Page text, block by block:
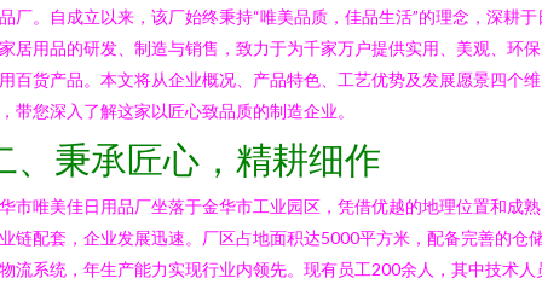
厂。自成立以来，该厂始终秉持“唯美品质，佳品生活”的理念，深耕于
居用品的研发、制造与销售，致力于为千家万户提供实用、美观、环
百货产品。本文将从企业概况、产品特色、工艺优势及发展愿景四个维
带您深入了解这家以匠心致品质的制造企业。
、秉承匠心，精耕细作
市唯美佳日用品厂坐落于金华市工业园区，凭借优越的地理位置和成
链配套，企业发展迅速。厂区占地面积达5000平方米，配备完善的仓
流系统，年生产能力实现行业内领先。现有员工200余人，其中技术人